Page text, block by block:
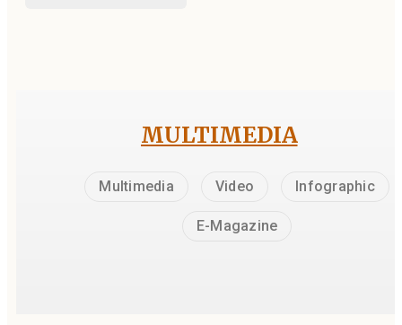
MULTIMEDIA
Multimedia Video Infographic
E-Magazine